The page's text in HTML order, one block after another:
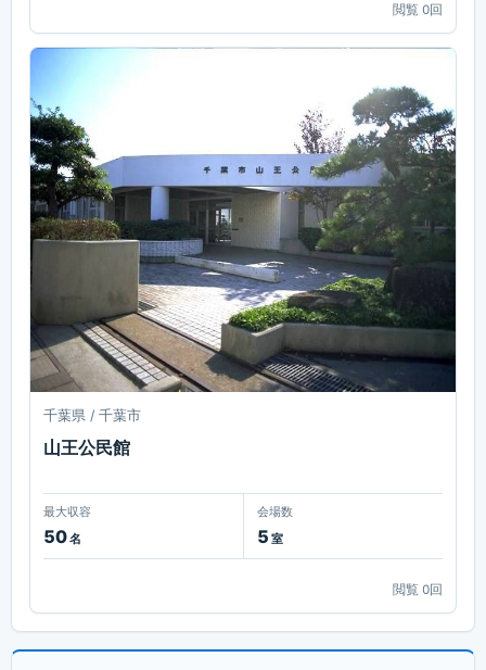
閲覧 0回
千葉県 / 千葉市
山王公民館
最大収容
50名
会場数
5 室
閲覧 0回